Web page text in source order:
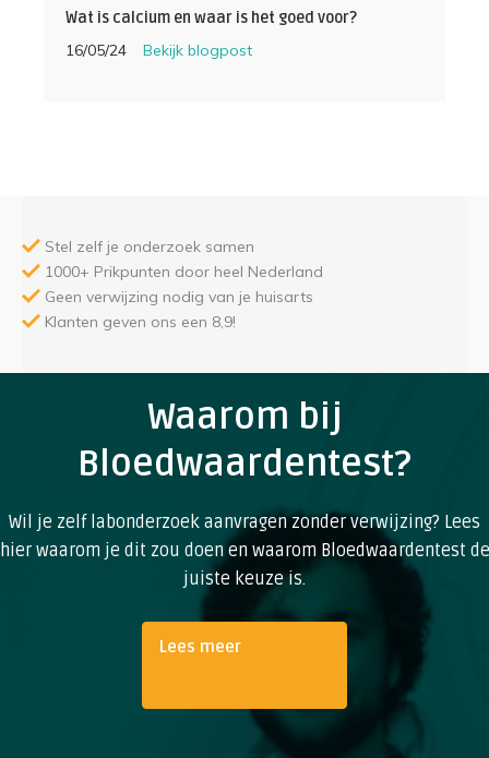
Wat is calcium en waar is het goed voor?
16/05/24 Bekijk blogpost
Stel zelf je onderzoek samen
1000+ Prikpunten door heel Nederland
Geen verwijzing nodig van je huisarts
Klanten geven ons een 8,9!
Waarom bij
Bloedwaardentest?
Wil je zelf labonderzoek aanvragen zonder verwijzing? Lees
hier waarom je dit zou doen en waarom Bloedwaardentest de
juiste keuze is.
Lees meer